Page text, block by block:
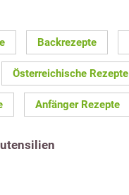
Backrezepte
Österreichische Rezepte
Anfänger Rezepte